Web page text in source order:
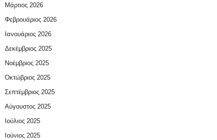
Μάρτιος 2026
Φεβρουάριος 2026
Ιανουάριος 2026
Δεκέμβριος 2025
Νοέμβριος 2025
Οκτώβριος 2025
Σεπτέμβριος 2025
Αύγουστος 2025
Ιούλιος 2025
Ιούνιος 2025